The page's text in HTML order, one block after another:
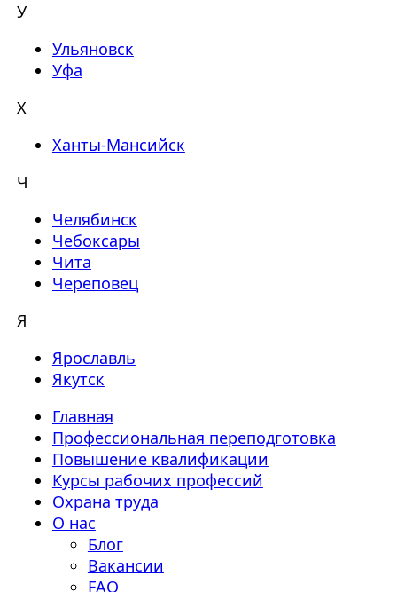
У
Ульяновск
Уфа
Х
Ханты-Мансийск
Ч
Челябинск
Чебоксары
Чита
Череповец
Я
Ярославль
Якутск
Главная
Профессиональная переподготовка
Повышение квалификации
Курсы рабочих профессий
Охрана труда
О нас
Блог
Вакансии
FAQ